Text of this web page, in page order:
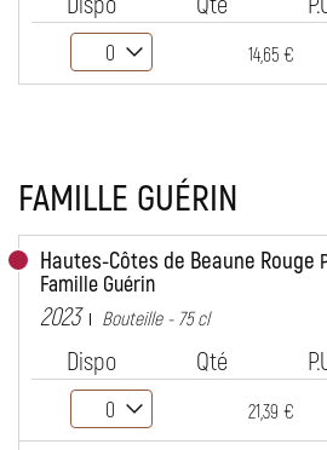
14,65 €
FAMILLE GUÉRIN
Hautes-Côtes de Beaune Rouge
Famille Guérin
2023 Bouteille - 75 cl
Dispo Qté
21,39 €